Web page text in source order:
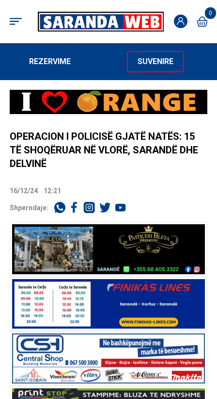
0
REZERVIME SUVENIRE
OPERACION I POLICISË GJATË NATËS: 15
TË SHOQËRUAR NË VLORË, SARANDË DHE
DELVINË
16/12/24 12:21
Shperndaje: